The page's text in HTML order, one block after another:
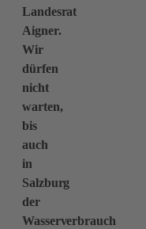
Landesrat
Aigner.
Wir
dürfen
nicht
warten,
bis
auch
in
Salzburg
der
Wasserverbrauch